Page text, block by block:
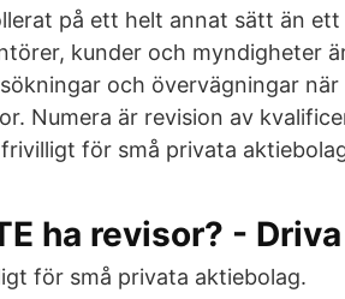
på ett helt annat sätt än ett
kunder och myndigheter
och övervägningar
Numera är revision av
för små privata
ha revisor? -
för små privata aktiebolag.